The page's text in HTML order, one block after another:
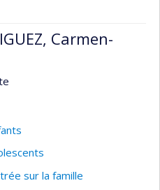
Carmen-
sur la famille